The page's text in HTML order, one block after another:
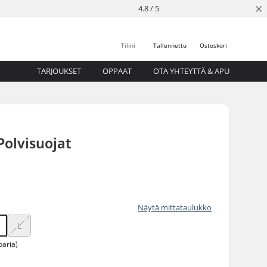
4.8 / 5 ×
Ostoskori
Tallennettu
Tilini
TARJOUKSET OPPAAT OTA YHTEYTTÄ & APU
Näytä mittataulukko
L